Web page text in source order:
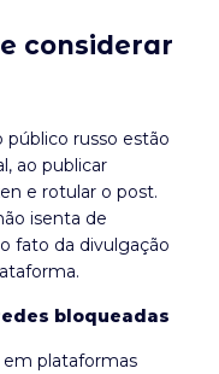
considerar
público russo estão
ao publicar
e rotular o post.
isenta de
fato da divulgação
bloqueadas
plataformas